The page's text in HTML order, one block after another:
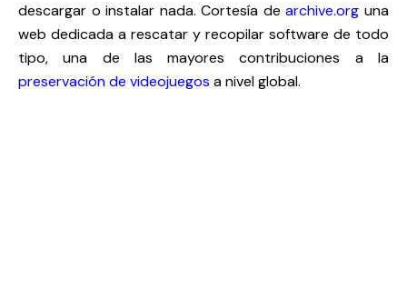
descargar o instalar nada. Cortesía dearchive.org una
web dedicada a rescatar y recopilar software de todo
tipo, una de las mayores contribuciones a la
preservación de videojuegos a nivel global.